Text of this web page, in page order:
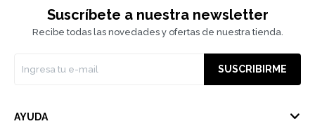
Suscríbete a nuestra newsletter
Recibe todas las novedades y ofertas de nuestra tienda.
SUSCRIBIRME
AYUDA